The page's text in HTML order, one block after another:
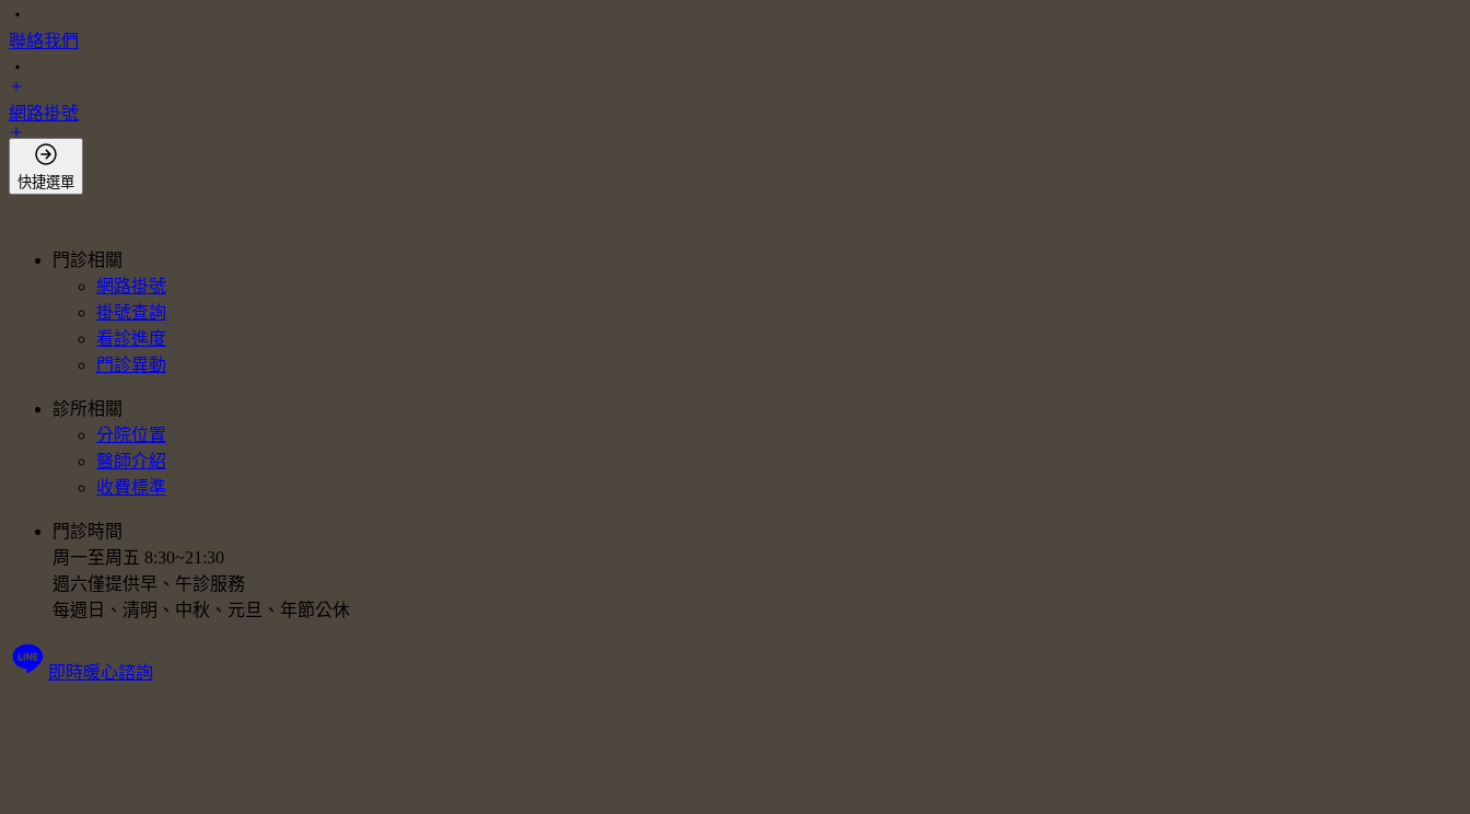
・
聯絡我們
・
網路掛號
會員登入
快捷選單
門診相關
網路掛號
掛號查詢
看診進度
門診異動
診所相關
分院位置
醫師介紹
收費標準
門診時間
周一至周五 8:30~21:30
週六僅提供早、午診服務
每週日、清明、中秋、元旦、年節公休
即時暖心諮詢